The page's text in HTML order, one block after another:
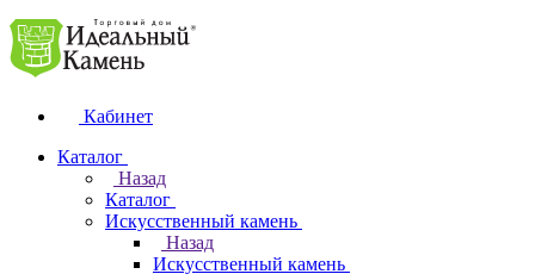
Кабинет
Каталог
Назад
Каталог
Искусственный камень
Назад
Искусственный камень